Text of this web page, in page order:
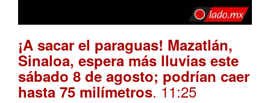
¡A sacar el paraguas! Mazatlán,
Sinaloa, espera más lluvias este
sábado 8 de agosto; podrían caer
hasta 75 milímetros. 11:25